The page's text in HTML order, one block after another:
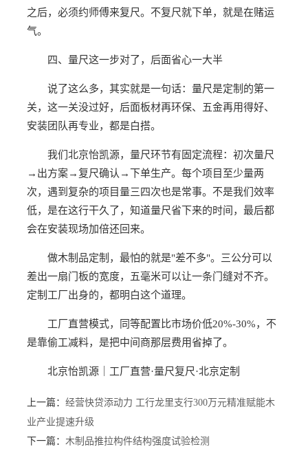
之后，必须约师傅来复尺。不复尺就下单，就是在赌运
气。
四、量尺这一步对了，后面省心一大半
说了这么多，其实就是一句话：量尺是定制的第一
关，这一关没过好，后面板材再环保、五金再用得好、
安装团队再专业，都是白搭。
我们北京怡凯源，量尺环节有固定流程：初次量尺
→出方案→复尺确认→下单生产。每个项目至少量两
次，遇到复杂的项目量三四次也是常事。不是我们效率
低，是在这行干久了，知道量尺省下来的时间，最后都
会在安装现场加倍还回来。
做木制品定制，最怕的就是"差不多"。三公分可以
差出一扇门板的宽度，五毫米可以让一条门缝对不齐。
定制工厂出身的，都明白这个道理。
工厂直营模式，同等配置比市场价低20%-30%，不
是靠偷工减料，是把中间商那层费用省掉了。
北京怡凯源｜工厂直营·量尺复尺·北京定制
上一篇： 经营快贷添动力 工行龙里支行300万元精准赋能木
业产业提速升级
下一篇： 木制品推拉构件结构强度试验检测